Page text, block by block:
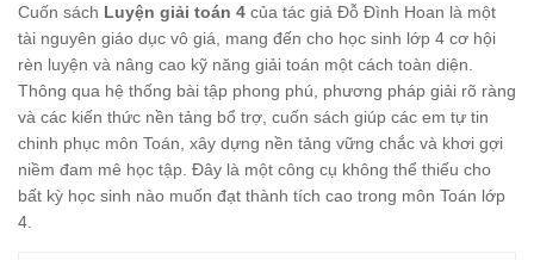
Cuốn sách Luyện giải toán 4 của tác giả Đỗ Đình Hoan là một
tài nguyên giáo dục vô giá, mang đến cho học sinh lớp 4 cơ hội
rèn luyện và nâng cao kỹ năng giải toán một cách toàn diện.
Thông qua hệ thống bài tập phong phú, phương pháp giải rõ ràng
và các kiến thức nền tảng bổ trợ, cuốn sách giúp các em tự tin
chinh phục môn Toán, xây dựng nền tảng vững chắc và khơi gợi
niềm đam mê học tập. Đây là một công cụ không thể thiếu cho
bất kỳ học sinh nào muốn đạt thành tích cao trong môn Toán lớp
4.